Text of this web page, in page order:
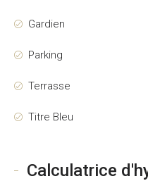
Gardien
Parking
Terrasse
Titre Bleu
Calculatrice